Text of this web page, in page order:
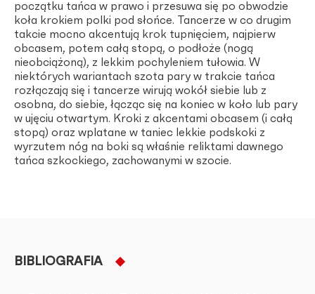
początku tańca w prawo i przesuwa się po obwodzie
koła krokiem polki pod słońce. Tancerze w co drugim
takcie mocno akcentują krok tupnięciem, najpierw
obcasem, potem całą stopą, o podłoże (nogą
nieobciążoną), z lekkim pochyleniem tułowia. W
niektórych wariantach szota pary w trakcie tańca
rozłączają się i tancerze wirują wokół siebie lub z
osobna, do siebie, łącząc się na koniec w koło lub pary
w ujęciu otwartym. Kroki z akcentami obcasem (i całą
stopą) oraz wplatane w taniec lekkie podskoki z
wyrzutem nóg na boki są właśnie reliktami dawnego
tańca szkockiego, zachowanymi w szocie.
BIBLIOGRAFIA